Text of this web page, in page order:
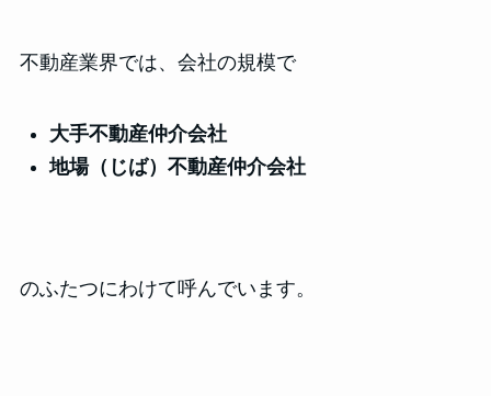
不動産業界では、会社の規模で
大手不動産仲介会社
地場（じば）不動産仲介会社
のふたつにわけて呼んでいます。